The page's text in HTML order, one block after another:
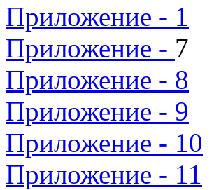
Приложение - 1
Приложение - 7
Приложение - 8
Приложение - 9
Приложение - 10
Приложение - 11